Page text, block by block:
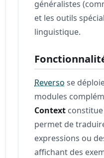
généralistes
et les outils
linguistique.
Reverso se
modules
Context
permet de
expressions ou
affichant des